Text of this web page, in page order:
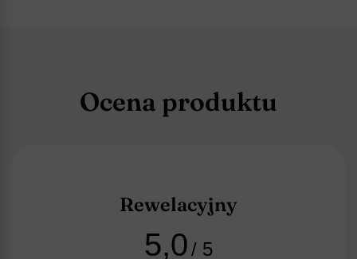
Ocena produktu
Rewelacyjny
5,0/ 5